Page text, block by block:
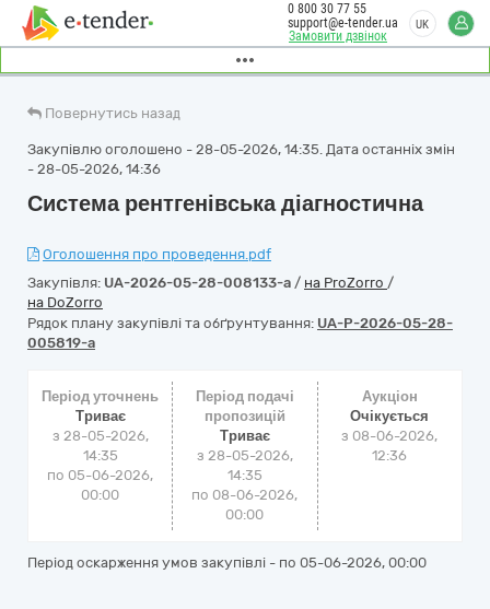
Замовити дзвінок
0 800 30 77 55
support@e-tender.ua
UK
Повернутись назад
Закупівлю оголошено - 28-05-2026, 14:35. Дата останніх змін
- 28-05-2026, 14:36
Система рентгенівська діагностична
Оголошення про проведення.pdf
Закупівля: UA-2026-05-28-008133-a / на ProZorro /
на DoZorro
Рядок плану закупівлі та обґрунтування: UA-P-2026-05-28-
005819-a
Період уточнень
Триває
з 28-05-2026,
14:35
по 05-06-2026,
00:00
Період подачі
пропозицій
Триває
з 28-05-2026,
14:35
по 08-06-2026,
00:00
Аукціон
Очікується
з 08-06-2026,
12:36
Період оскарження умов закупівлі - по 05-06-2026, 00:00